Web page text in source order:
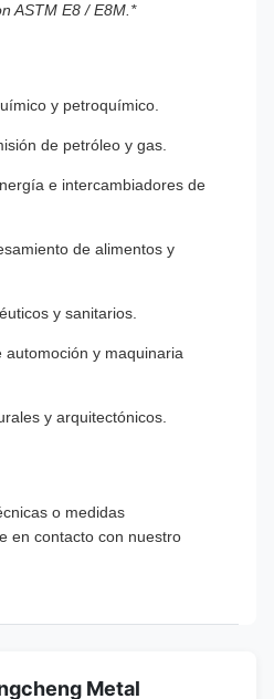
ASTM E8 / E8M.*
y petroquímico.
de petróleo y gas.
e intercambiadores de
de alimentos y
y sanitarios.
automoción y maquinaria
y arquitectónicos.
o medidas
en contacto con nuestro
Metal